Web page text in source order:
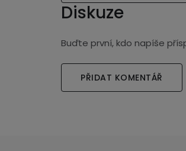
Diskuze
Buďte první, kdo napíše
PŘIDAT KOMENTÁŘ